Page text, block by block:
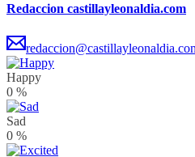
Redaccion castillayleonaldia.com
Happy
0 %
Sad
0 %